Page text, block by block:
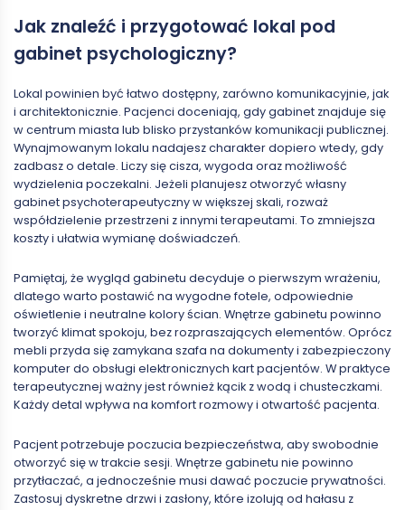
Jak znaleźć i przygotować lokal pod
gabinet psychologiczny?
Lokal powinien być łatwo dostępny, zarówno komunikacyjnie, jak
i architektonicznie. Pacjenci doceniają, gdy gabinet znajduje się
w centrum miasta lub blisko przystanków komunikacji publicznej.
Wynajmowanym lokalu nadajesz charakter dopiero wtedy, gdy
zadbasz o detale. Liczy się cisza, wygoda oraz możliwość
wydzielenia poczekalni. Jeżeli planujesz otworzyć własny
gabinet psychoterapeutyczny w większej skali, rozważ
współdzielenie przestrzeni z innymi terapeutami. To zmniejsza
koszty i ułatwia wymianę doświadczeń.
Pamiętaj, że wygląd gabinetu decyduje o pierwszym wrażeniu,
dlatego warto postawić na wygodne fotele, odpowiednie
oświetlenie i neutralne kolory ścian. Wnętrze gabinetu powinno
tworzyć klimat spokoju, bez rozpraszających elementów. Oprócz
mebli przyda się zamykana szafa na dokumenty i zabezpieczony
komputer do obsługi elektronicznych kart pacjentów. W praktyce
terapeutycznej ważny jest również kącik z wodą i chusteczkami.
Każdy detal wpływa na komfort rozmowy i otwartość pacjenta.
Pacjent potrzebuje poczucia bezpieczeństwa, aby swobodnie
otworzyć się w trakcie sesji. Wnętrze gabinetu nie powinno
przytłaczać, a jednocześnie musi dawać poczucie prywatności.
Zastosuj dyskretne drzwi i zasłony, które izolują od hałasu z